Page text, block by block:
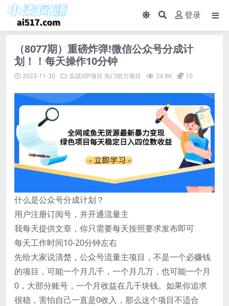
登录
（8077期）重磅炸弹!微信公众号分成计
划！！每天操作10分钟
2023-11-30 实战VIP项目 热门给力项目 24.8K 10
什么是公众号分成计划？
用户注册订阅号，并开通流量主
我每天提供文章，你只需要每天按照要求发布即可
每天工作时间10-20分钟左右
先给大家说清楚，公众号流量主项目，不是一个必赚钱
的项目，可能一个月几千，一个月几万，也可能一个月
0，大部分账号，一个月收益在几千块钱。如果你追求
很稳，害怕自己一直是0收入，那么这个项目不适合